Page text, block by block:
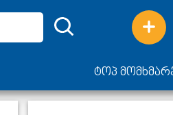
ტოპ